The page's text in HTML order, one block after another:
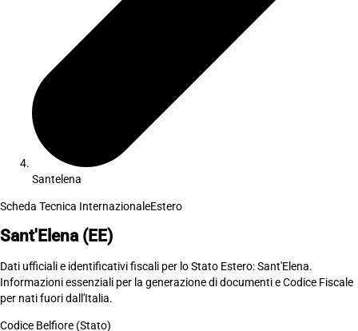
Santelena
Scheda Tecnica InternazionaleEstero
Sant'Elena (EE)
Dati ufficiali e identificativi fiscali per lo Stato Estero: Sant'Elena.
Informazioni essenziali per la generazione di documenti e Codice Fiscale
per nati fuori dall'Italia.
Codice Belfiore (Stato)